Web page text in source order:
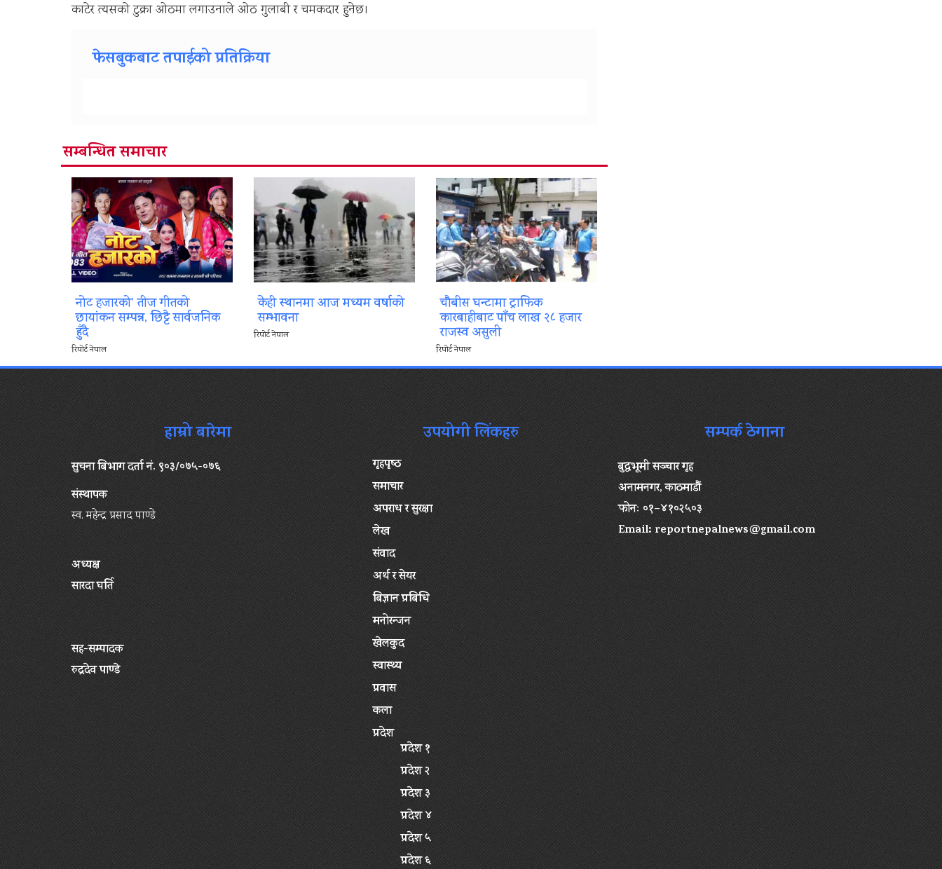
काटेर त्यसको टुक्रा ओठमा लगाउनाले ओठ गुलाबी र चमकदार हुनेछ।
फेसबुकबाट तपाईको प्रतिक्रिया
सम्बन्धित समाचार
नोट हजारको’ तीज गीतको
छायांकन सम्पन्न, छिट्टै सार्वजनिक
हुँदै
रिपोर्ट नेपाल
केही स्थानमा आज मध्यम वर्षाको
सम्भावना
रिपोर्ट नेपाल
चौबीस घन्टामा ट्राफिक
कारबाहीबाट पाँच लाख २८ हजार
राजस्व असुली
रिपोर्ट नेपाल
हाम्रो बारेमा
सुचना बिभाग दर्ता नं. ९०३/०७५-०७६
संस्थापक
स्व. महेन्द्र प्रसाद पाण्डे
अध्यक्ष
सारदा घर्ति
सह-सम्पादक
रुद्रदेव पाण्डे
उपयोगी लिंकहरु
गृहपृष्‍ठ
समाचार
अपराध र सुरक्षा
लेख
संवाद
अर्थ र सेयर
बिज्ञान प्रबिधि
मनोरन्जन
खेलकुद
स्वास्थ्य
प्रवास
कला
प्रदेश
प्रदेश १
प्रदेश २
प्रदेश ३
प्रदेश ४
प्रदेश ५
प्रदेश ६
सम्पर्क ठेगाना
बुद्धभूमी सञ्चार गृह
अनामनगर, काठमाडौं
फोनः ०१–४१०२५०३
Email:reportnepalnews@gmail.com